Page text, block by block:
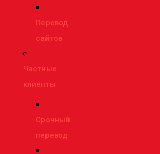
Перевод
сайтов
Частные
клиенты
Срочный
перевод